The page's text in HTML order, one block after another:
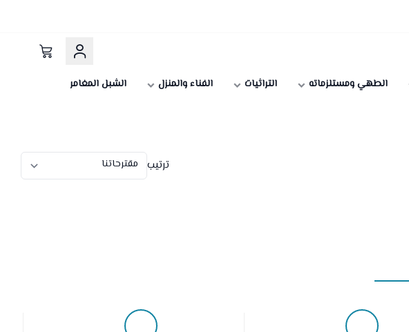
الطهي ومستلزماته التراثيات الفناء والمنزل الشبل المغامر
ترتيب